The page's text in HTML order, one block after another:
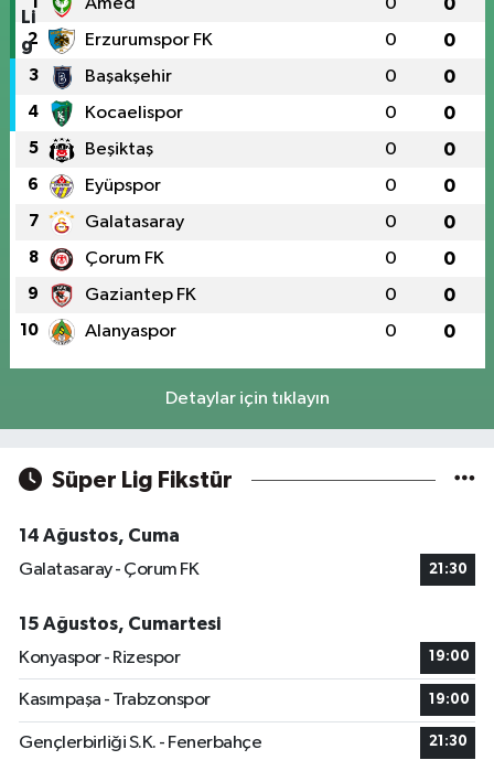
Amed 0 0
2 Erzurumspor FK 0 0
3 Başakşehir 0 0
4 Kocaelispor 0 0
5 Beşiktaş 0 0
6 Eyüpspor 0 0
7 Galatasaray 0 0
8 Çorum FK 0 0
9 Gaziantep FK 0 0
10 Alanyaspor 0 0
Detaylar için tıklayın
Süper Lig Fikstür
14 Ağustos, Cuma
Galatasaray - Çorum FK
21:30
15 Ağustos, Cumartesi
Konyaspor - Rizespor
19:00
Kasımpaşa - Trabzonspor 19:00
Gençlerbirliği S.K. - Fenerbahçe 21:30